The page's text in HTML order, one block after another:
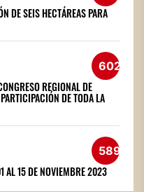
DE SEIS HECTÁREAS PARA
602
REGIONAL DE
DE TODA LA
589
AL 15 DE NOVIEMBRE 2023